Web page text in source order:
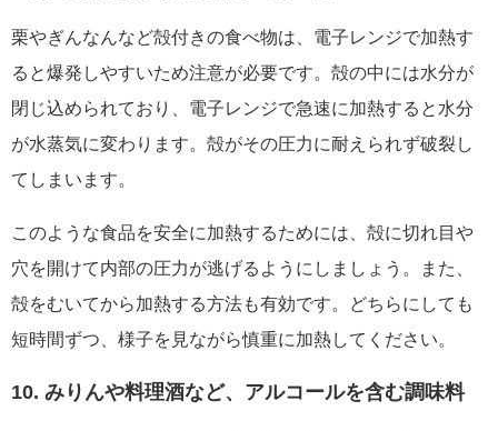
栗やぎんなんなど殻付きの食べ物は、電子レンジで加熱す
ると爆発しやすいため注意が必要です。殻の中には水分が
閉じ込められており、電子レンジで急速に加熱すると水分
が水蒸気に変わります。殻がその圧力に耐えられず破裂し
てしまいます。
このような食品を安全に加熱するためには、殻に切れ目や
穴を開けて内部の圧力が逃げるようにしましょう。また、
殻をむいてから加熱する方法も有効です。どちらにしても
短時間ずつ、様子を見ながら慎重に加熱してください。
10. みりんや料理酒など、アルコールを含む調味料